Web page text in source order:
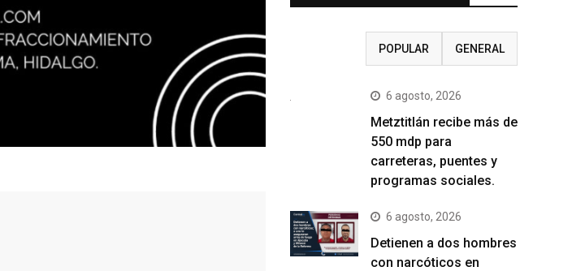
POPULAR GENERAL
6 agosto, 2026
Metztitlán recibe más de
550 mdp para
carreteras, puentes y
programas sociales.
6 agosto, 2026
Detienen a dos hombres
con narcóticos en